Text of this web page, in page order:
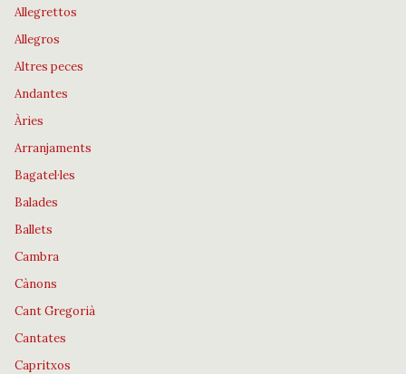
Allegrettos
Allegros
Altres peces
Andantes
Àries
Arranjaments
Bagatel·les
Balades
Ballets
Cambra
Cànons
Cant Gregorià
Cantates
Capritxos